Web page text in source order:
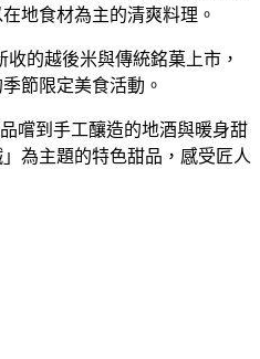
地食材為主的清爽料理。
收的越後米與傳統銘菓上市，
節限定美食活動。
品嚐到手工釀造的地酒與暖身甜
為主題的特色甜品，感受匠人